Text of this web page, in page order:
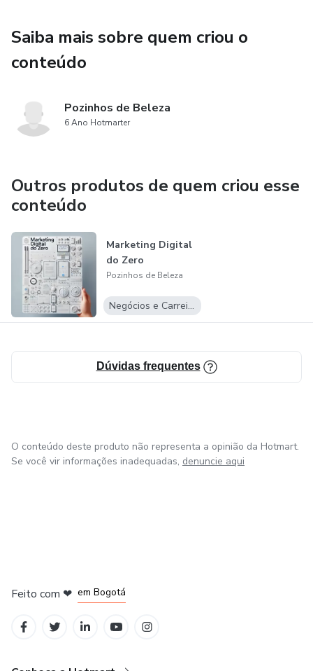
Saiba mais sobre quem criou o
conteúdo
Pozinhos de Beleza
6 Ano Hotmarter
Outros produtos de quem criou esse
conteúdo
Marketing Digital
do Zero
Pozinhos de Beleza
Negócios e Carreira
Dúvidas frequentes
O conteúdo deste produto não representa a opinião da Hotmart.
Se você vir informações inadequadas, denuncie aqui
Feito com ❤ em Bogotá